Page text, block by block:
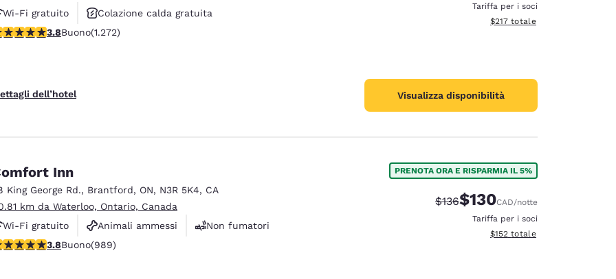
India
English
Wi-Fi gratuito
Colazione calda gratuita
Animali ammessi
di 3.84 stelle. Buono. 1272 recensioni
3.8Buono(1.272)
dell’hotel
Tariffa per i soci
Visualizza i dettagli totali
$217 totale
Visualizza disponibilità
Inn
King George Rd., Brantford, ON, N3R 5K4, CA
km da Waterloo, Ontario, Canada
Wi-Fi gratuito
Animali ammessi
Non fumatori
di 3.78 stelle. Buono. 989 recensioni
3.8Buono(989)
PRENOTA ORA E RISPARMIA IL 5%
Tariffa di barratura:
$136Tariffa scontata:
$130CAD/notte
Tariffa per i soci
Visualizza i dettagli totali
$152 totale